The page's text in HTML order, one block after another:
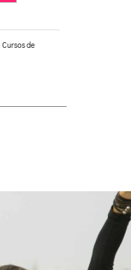
Cursos de